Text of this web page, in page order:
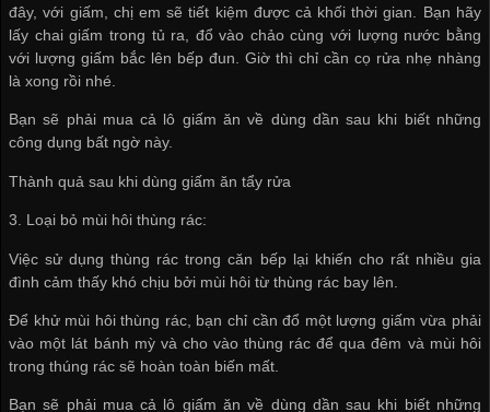
đây, với giấm, chị em sẽ tiết kiệm được cả khối thời gian. Bạn hãy
lấy chai giấm trong tủ ra, đổ vào chảo cùng với lượng nước bằng
với lượng giấm bắc lên bếp đun. Giờ thì chỉ cần cọ rửa nhẹ nhàng
là xong rồi nhé.
Bạn sẽ phải mua cả lô giấm ăn về dùng dần sau khi biết những
công dụng bất ngờ này.
Thành quả sau khi dùng giấm ăn tẩy rửa
3. Loại bỏ mùi hôi thùng rác:
Việc sử dụng thùng rác trong căn bếp lại khiến cho rất nhiều gia
đình cảm thấy khó chịu bởi mùi hôi từ thùng rác bay lên.
Để khử mùi hôi thùng rác, bạn chỉ cần đổ một lượng giấm vừa phải
vào một lát bánh mỳ và cho vào thùng rác để qua đêm và mùi hôi
trong thúng rác sẽ hoàn toàn biến mất.
Bạn sẽ phải mua cả lô giấm ăn về dùng dần sau khi biết những